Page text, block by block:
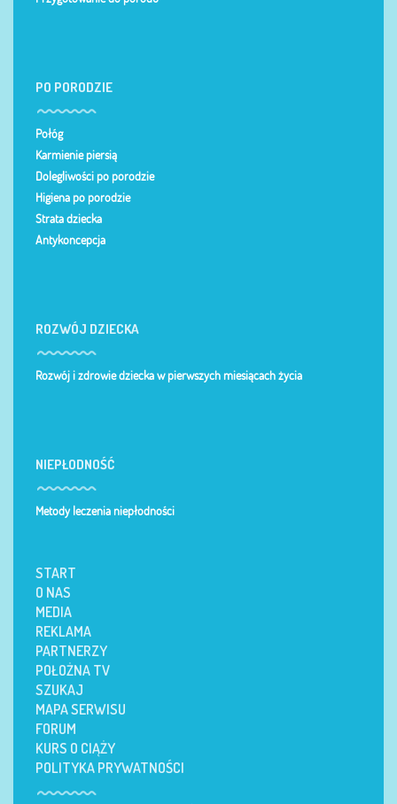
PO PORODZIE
Połóg
Karmienie piersią
Dolegliwości po porodzie
Higiena po porodzie
Strata dziecka
Antykoncepcja
ROZWÓJ DZIECKA
Rozwój i zdrowie dziecka w pierwszych miesiącach życia
NIEPŁODNOŚĆ
Metody leczenia niepłodności
START
O NAS
MEDIA
REKLAMA
PARTNERZY
POŁOŻNA TV
SZUKAJ
MAPA SERWISU
FORUM
KURS O CIĄŻY
POLITYKA PRYWATNOŚCI